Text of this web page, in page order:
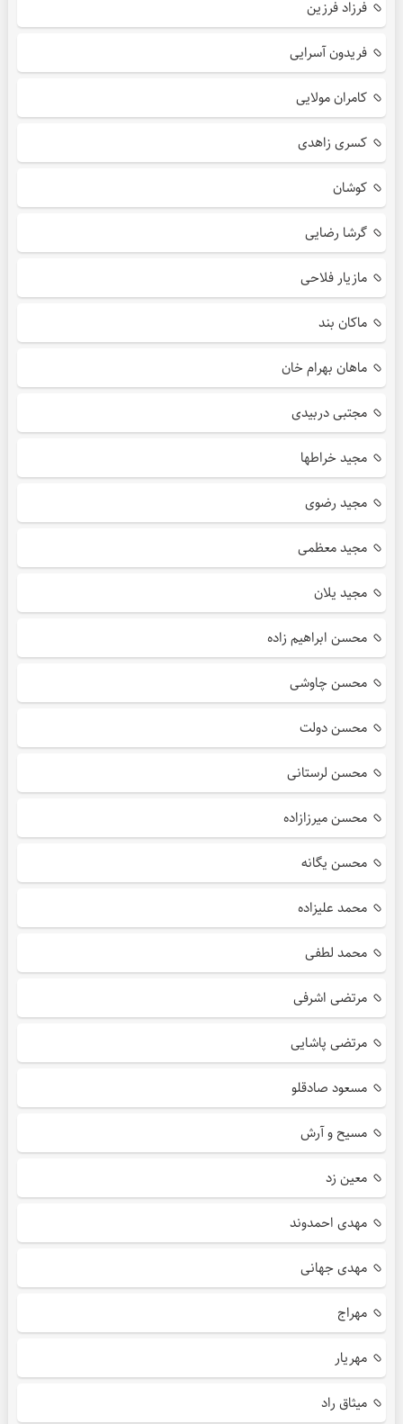
فرزاد فرزین
فریدون آسرایی
کامران مولایی
کسری زاهدی
کوشان
گرشا رضایی
مازیار فلاحی
ماکان بند
ماهان بهرام خان
مجتبی دربیدی
مجید خراطها
مجید رضوی
مجید معظمی
مجید یلان
محسن ابراهیم زاده
محسن چاوشی
محسن دولت
محسن لرستانی
محسن میرزازاده
محسن یگانه
محمد علیزاده
محمد لطفی
مرتضی اشرفی
مرتضی پاشایی
مسعود صادقلو
مسیح و آرش
معین زد
مهدی احمدوند
مهدی جهانی
مهراج
مهریار
میثاق راد